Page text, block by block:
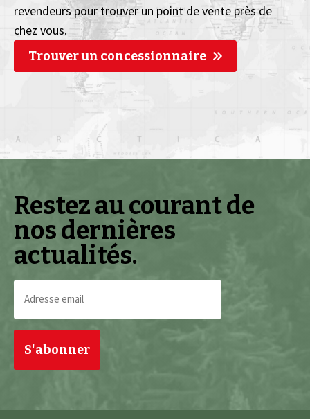
revendeurs pour trouver un point de vente près de
chez vous.
Trouver un concessionnaire
Restez au courant de
nos dernières
actualités.
email